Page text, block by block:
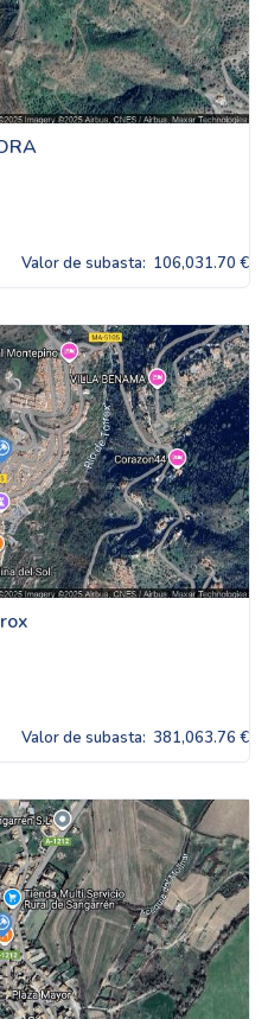
Valor de subasta: 106,031.70 €
Valor de subasta: 381,063.76 €